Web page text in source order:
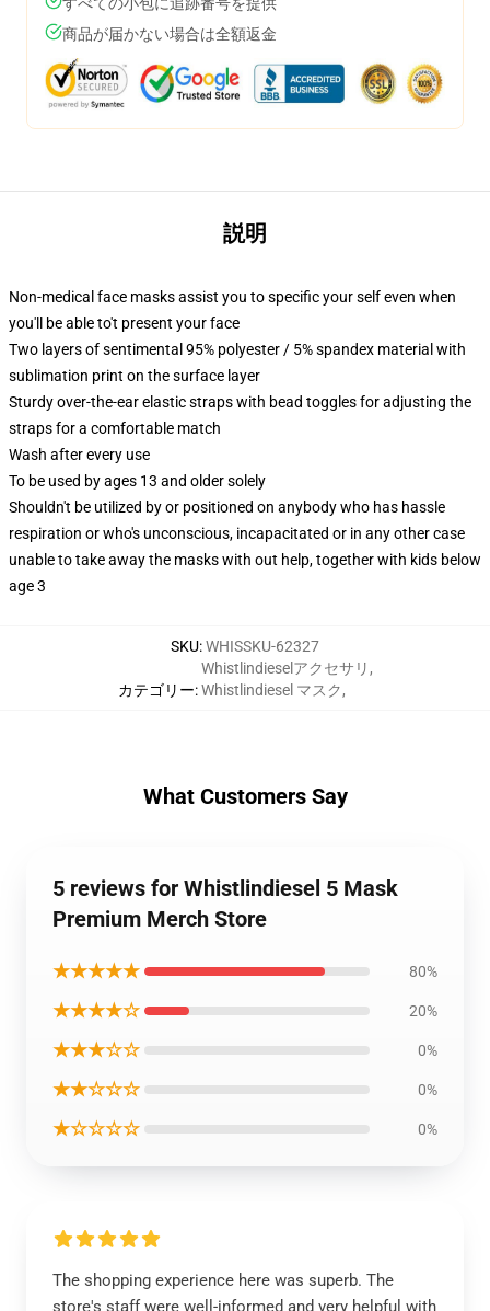
商品が届かない場合は全額返金
説明
Non-medical face masks assist you to specific your self even when
you'll be able to't present your face
Two layers of sentimental 95% polyester / 5% spandex material with
sublimation print on the surface layer
Sturdy over-the-ear elastic straps with bead toggles for adjusting the
straps for a comfortable match
Wash after every use
To be used by ages 13 and older solely
Shouldn't be utilized by or positioned on anybody who has hassle
respiration or who's unconscious, incapacitated or in any other case
unable to take away the masks with out help, together with kids below
age 3
SKU:WHISSKU-62327
カテゴリー:
Whistlindieselアクセサリ ,
Whistlindiesel マスク,
What Customers Say
5 reviews for Whistlindiesel 5 Mask
Premium Merch Store
★★★★★ 80%
★★★★☆ 20%
★★★☆☆ 0%
★★☆☆☆ 0%
★☆☆☆☆ 0%
The shopping experience here was superb. The
store's staff were well-informed and very helpful with